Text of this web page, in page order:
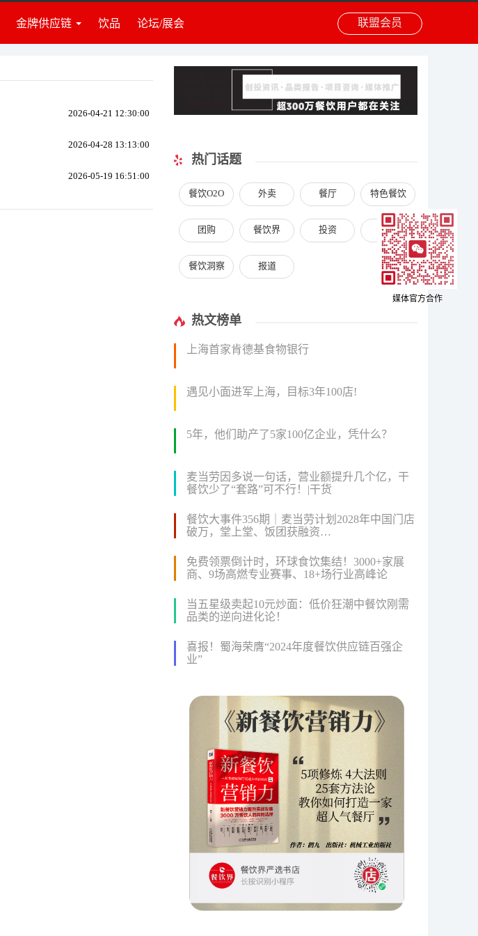
金牌供应链
食材
调料
策划培训
饮品 论坛/展会 联盟会员
2026-04-21 12:30:00
2026-04-28 13:13:00
2026-05-19 16:51:00
热门话题
餐饮O2O 外卖 餐厅 特色餐饮
团购 餐饮界 投资 专访
餐饮洞察 报道
热文榜单
上海首家肯德基食物银行
遇见小面进军上海，目标3年100店!
5年，他们助产了5家100亿企业，凭什么？
麦当劳因多说一句话，营业额提升几个亿，干
餐饮少了“套路”可不行！|干货
餐饮大事件356期｜麦当劳计划2028年中国门店
破万，堂上堂、饭团获融资…
免费领票倒计时，环球食饮集结！3000+家展
商、9场高燃专业赛事、18+场行业高峰论
当五星级卖起10元炒面：低价狂潮中餐饮刚需
品类的逆向进化论！
喜报！蜀海荣膺“2024年度餐饮供应链百强企
业”
媒体官方合作